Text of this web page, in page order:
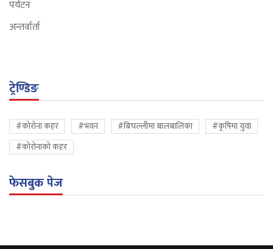
पर्यटन
अन्तर्वार्ता
ट्रेण्डिङ
#कोरोना कहर #भवन #बिचल्लीमा बालबालिका
#कृषिमा युवा
#कोरोनाको कहर
फेसबुक पेज